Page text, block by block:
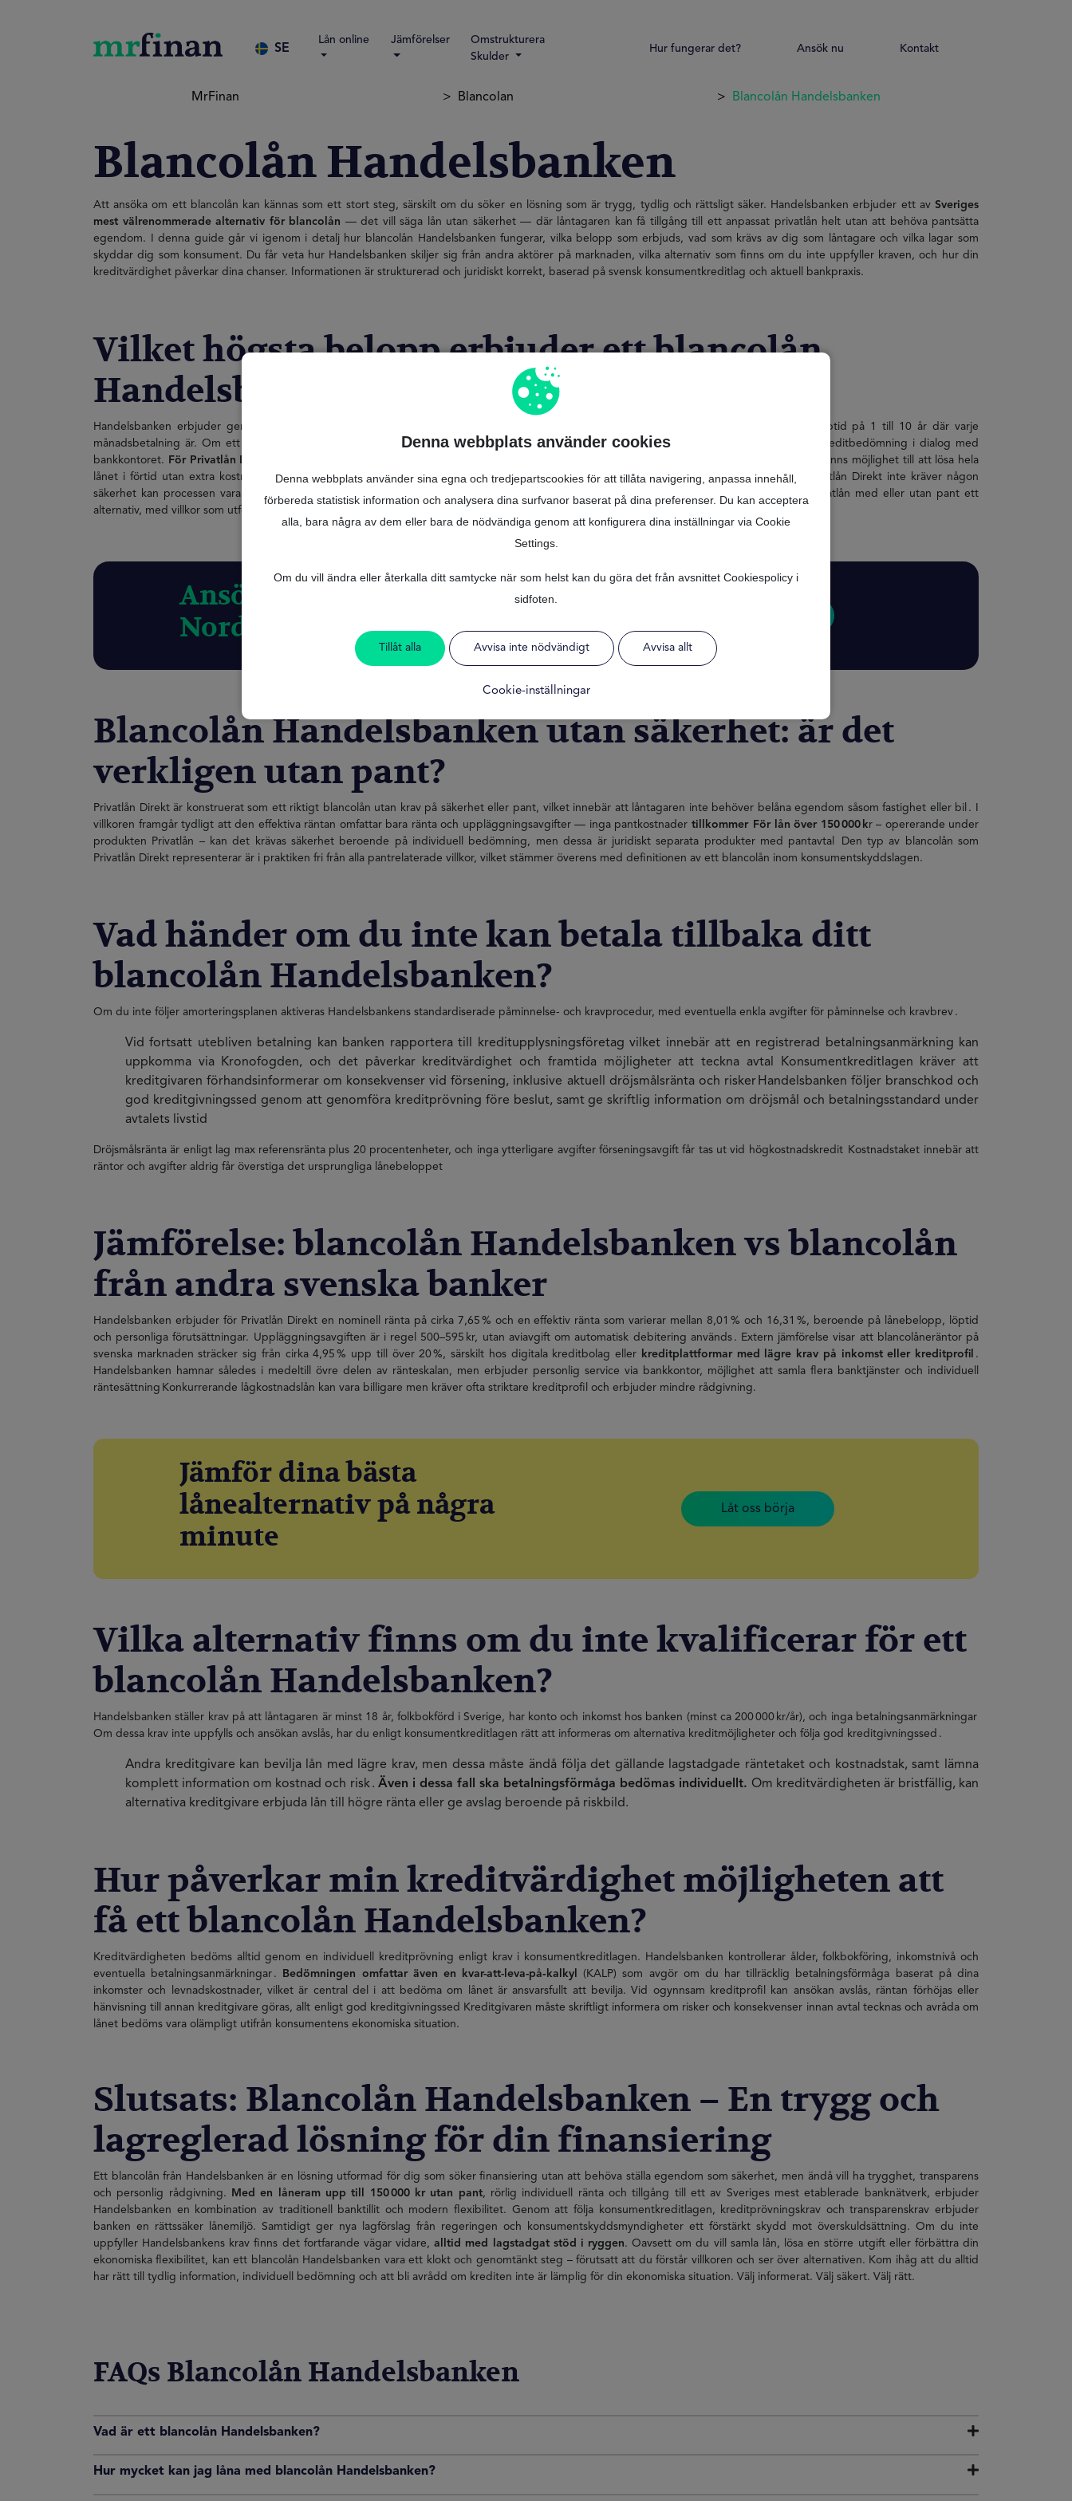
Denna webbplats använder cookies
Denna webbplats använder sina egna och tredjepartscookies för att tillåta navigering, anpassa innehåll,
förbereda statistisk information och analysera dina surfvanor baserat på dina preferenser. Du kan acceptera
alla, bara några av dem eller bara de nödvändiga genom att konfigurera dina inställningar via Cookie
Settings.
Om du vill ändra eller återkalla ditt samtycke när som helst kan du göra det från avsnittet Cookiespolicy i
sidfoten.
Tillåt alla Avvisa inte nödvändigt Avvisa allt
Cookie-inställningar
SE
Lån online Jämförelser
Omstrukturera
Skulder
Kontakt
Ansök nu
Hur fungerar det?
MrFinan Blancolan Blancolån Handelsbanken
Blancolån Handelsbanken
Att ansöka om ett blancolån kan kännas som ett stort steg, särskilt om du söker en lösning som är trygg, tydlig och rättsligt säker. Handelsbanken erbjuder ett avSveriges
mest välrenommerade alternativ för blancolån — det vill säga lån utan säkerhet — där låntagaren kan få tillgång till ett anpassat privatlån helt utan att behöva pantsätta
egendom. I denna guide går vi igenom i detalj hur blancolån Handelsbanken fungerar, vilka belopp som erbjuds, vad som krävs av dig som låntagare och vilka lagar som
skyddar dig som konsument. Du får veta hur Handelsbanken skiljer sig från andra aktörer på marknaden, vilka alternativ som finns om du inte uppfyller kraven, och hur din
kreditvärdighet påverkar dina chanser. Informationen är strukturerad och juridiskt korrekt, baserad på svensk konsumentkreditlag och aktuell bankpraxis.
Vilket högsta belopp erbjuder ett blancolån
Handelsbanken?
Handelsbanken erbjuder genom sin standardprodukt Privatlån Direkt lån mellan 30 000 kr och 150 000 kr, med rak amortering över en löptid på 1 till 10 år där varje
månadsbetalning är. Om ett högre belopp önskas erbjuds istället produkten Privatlån, där lånebelopp och villkor fastställs efter individuell kreditbedömning i dialog med
bankkontoret.
För Privatlån Direkt är räntan rörlig och individuell,
fastställd med hänsyn till kundens profil och inkomstförhållanden, och det finns möjlighet till att lösa hela
lånet i förtid utan extra kostnader Uppläggningsavgift är normalt cirka 500–595 kr beroende på kontotyp och betalningssätt . Eftersom Privatlån Direkt inte kräver någon
säkerhet kan processen vara snabbare för beviljande, men begränsar maximibeloppet till de angivna 150 000 kr. För lån större än så blir Privatlån med eller utan pant ett
alternativ, med villkor som utformas i samråd med banken.
Ansök om ditt blancolån
Nordea
Blancolån Handelsbanken utan säkerhet: är det
verkligen utan pant?
Privatlån Direkt är konstruerat som ett riktigt blancolån utan krav på säkerhet eller pant, vilket innebär att låntagaren inte behöver belåna egendom såsom fastighet eller bil . I
villkoren framgår tydligt att den effektiva räntan omfattar bara ränta och uppläggningsavgifter — inga pantkostnader tillkommer För lån över 150 000 kr – opererande under
produkten Privatlån – kan det krävas säkerhet beroende på individuell bedömning, men dessa är juridiskt separata produkter med pantavtal Den typ av blancolån som
Privatlån Direkt representerar är i praktiken fri från alla pantrelaterade villkor, vilket stämmer överens med definitionen av ett blancolån inom konsumentskyddslagen.
Vad händer om du inte kan betala tillbaka ditt
blancolån Handelsbanken?
Om du inte följer amorteringsplanen aktiveras Handelsbankens standardiserade påminnelse- och kravprocedur, med eventuella enkla avgifter för påminnelse och kravbrev .
Vid fortsatt utebliven betalning kan banken rapportera till kreditupplysningsföretag vilket innebär att en registrerad betalningsanmärkning kan
uppkomma via Kronofogden, och det påverkar kreditvärdighet och framtida möjligheter att teckna avtal Konsumentkreditlagen kräver att
kreditgivaren förhandsinformerar om konsekvenser vid försening, inklusive aktuell dröjsmålsränta och risker Handelsbanken följer branschkod och
god kreditgivningssed genom att genomföra kreditprövning före beslut, samt ge skriftlig information om dröjsmål och betalningsstandard under
avtalets livstid
Dröjsmålsränta är enligt lag max referensränta plus 20 procentenheter, och inga ytterligare avgifter förseningsavgift får tas ut vid högkostnadskredit Kostnadstaket innebär att
räntor och avgifter aldrig får överstiga det ursprungliga lånebeloppet
Jämförelse: blancolån Handelsbanken vs blancolån
från andra svenska banker
Handelsbanken erbjuder för Privatlån Direkt en nominell ränta på cirka 7,65 % och en effektiv ränta som varierar mellan 8,01 % och 16,31 %, beroende på lånebelopp, löptid
och personliga förutsättningar. Uppläggningsavgiften är i regel 500–595 kr, utan aviavgift om automatisk debitering används . Extern jämförelse visar att blancolåneräntor på
svenska marknaden sträcker sig från cirka 4,95 % upp till över 20 %, särskilt hos digitala kreditbolag eller kreditplattformar med lägre krav på inkomst eller kreditprofil .
Handelsbanken hamnar således i medeltill övre delen av ränteskalan, men erbjuder personlig service via bankkontor, möjlighet att samla flera banktjänster och individuell
räntesättning Konkurrerande lågkostnadslån kan vara billigare men kräver ofta striktare kreditprofil och erbjuder mindre rådgivning.
Jämför dina bästa
lånealternativ på några
minute
Låt oss börja
Vilka alternativ finns om du inte kvalificerar för ett
blancolån Handelsbanken?
Handelsbanken ställer krav på att låntagaren är minst 18 år, folkbokförd i Sverige, har konto och inkomst hos banken (minst ca 200 000 kr/år), och inga betalningsanmärkningar
Om dessa krav inte uppfylls och ansökan avslås, har du enligt konsumentkreditlagen rätt att informeras om alternativa kreditmöjligheter och följa god kreditgivningssed .
Andra kreditgivare kan bevilja lån med lägre krav, men dessa måste ändå följa det gällande lagstadgade räntetaket och kostnadstak, samt lämna
komplett information om kostnad och risk . Även i dessa fall ska betalningsförmåga bedömas individuellt. Om kreditvärdigheten är bristfällig, kan
alternativa kreditgivare erbjuda lån till högre ränta eller ge avslag beroende på riskbild.
Hur påverkar min kreditvärdighet möjligheten att
få ett blancolån Handelsbanken?
Kreditvärdigheten bedöms alltid genom en individuell kreditprövning enligt krav i konsumentkreditlagen. Handelsbanken kontrollerar ålder, folkbokföring, inkomstnivå och
eventuella betalningsanmärkningar .
Bedömningen omfattar även en kvar-att-leva-på‑kalkyl(KALP) som avgör om du har tillräcklig betalningsförmåga baserat på dina
inkomster och levnadskostnader, vilket är central del i att bedöma om lånet är ansvarsfullt att bevilja. Vid ogynnsam kreditprofil kan ansökan avslås, räntan förhöjas eller
hänvisning till annan kreditgivare göras, allt enligt god kreditgivningssed Kreditgivaren måste skriftligt informera om risker och konsekvenser innan avtal tecknas och avråda om
lånet bedöms vara olämpligt utifrån konsumentens ekonomiska situation.
Slutsats: Blancolån Handelsbanken – En trygg och
lagreglerad lösning för din finansiering
Ett blancolån från Handelsbanken är en lösning utformad för dig som söker finansiering utan att behöva ställa egendom som säkerhet, men ändå vill ha trygghet, transparens
och personlig rådgivning.
Med en låneram upp till 150 000 kr utan pant, rörlig individuell ränta och tillgång till ett av Sveriges mest etablerade banknätverk, erbjuder
Handelsbanken en kombination av traditionell banktillit och modern flexibilitet. Genom att följa konsumentkreditlagen, kreditprövningskrav och transparenskrav erbjuder
banken en rättssäker lånemiljö. Samtidigt ger nya lagförslag från regeringen och konsumentskyddsmyndigheter ett förstärkt skydd mot överskuldsättning. Om du inte
uppfyller Handelsbankens krav finns det fortfarande vägar vidare, alltid med lagstadgat stöd i ryggen. Oavsett om du vill samla lån, lösa en större utgift eller förbättra din
ekonomiska flexibilitet, kan ett blancolån Handelsbanken vara ett klokt och genomtänkt steg – förutsatt att du förstår villkoren och ser över alternativen. Kom ihåg att du alltid
har rätt till tydlig information, individuell bedömning och att bli avrådd om krediten inte är lämplig för din ekonomiska situation. Välj informerat. Välj säkert. Välj rätt.
FAQs Blancolån Handelsbanken
Vad är ett blancolån Handelsbanken?
Hur mycket kan jag låna med blancolån Handelsbanken?